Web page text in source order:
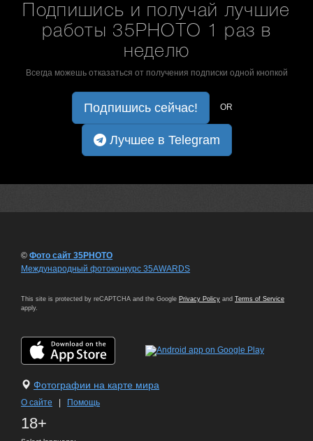
Подпишись и получай лучшие
работы 35PHOTO 1 раз в
неделю
Всегда можешь отказаться от получения подписки одной кнопкой
Подпишись сейчас! OR
Лучшее в Telegram
© Фото сайт 35PHOTO
Международный фотоконкурс 35AWARDS
This site is protected by reCAPTCHA and the Google Privacy Policy and Terms of Service
apply.
Фотографии на карте мира
О сайте Помощь
18+